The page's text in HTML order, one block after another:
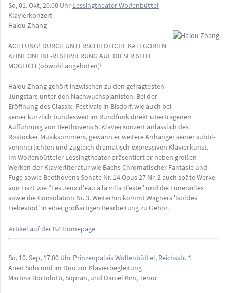
So, 01. Okt, 20.00 Uhr Lessingtheater Wolfenbüttel
Klavierkonzert
Haiou Zhang
ACHTUNG! DURCH UNTERSCHIEDLICHE KATEGORIEN
KEINE ONLINE-RESERVIERUNG AUF DIESER SEITE
MÖGLICH (obwohl angeboten)!
Haiou Zhang gehört inzwischen zu den gefragtesten
Jungstars unter den Nachwuchspianisten. Bei der
Eröffnung des Classix- Festivals in Bisdorf, wie auch bei
seiner kürzlich bundesweit im Rundfunk direkt übertragenen
Aufführung von Beethovens 5. Klavierkonzert anlässlich des
Rostocker Musiksommers, gewann er weitere Anhänger seiner subtil-
verinnerlichten und zugleich dramatisch-expressiven Klavierkunst.
Im Wolfenbütteler Lessingtheater präsentiert er neben großen
Werken der Klavierliteratur wie Bachs Chromatischer Fantasie und
Fuge sowie Beethovens Sonate Nr. 14 Opus 27 Nr. 2 auch späte Werke
von Liszt wie "Les Jeux d'eau a la villa d'este" und die Funerailles
sowie die Consolation Nr. 3. Weiterhin kommt Wagners 'Isoldes
Liebestod' in einer großartigen Bearbeitung zu Gehör.
Artikel auf der BZ Homepage
So, 10. Sep, 17.00 Uhr Prinzenpalais Wolfenbüttel, Reichsstr. 1
Arien Solo und im Duo zur Klavierbegleitung
Martina Bortolotti, Sopran, und Daniel Kim, Tenor